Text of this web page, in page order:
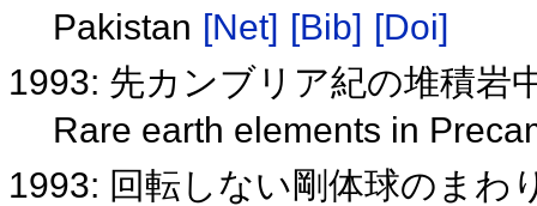
Pakistan [Net] [Bib] [Doi]
1993: 先カンブリア紀の堆積岩
Rare earth elements in
1993: 回転しない剛体球のまわ